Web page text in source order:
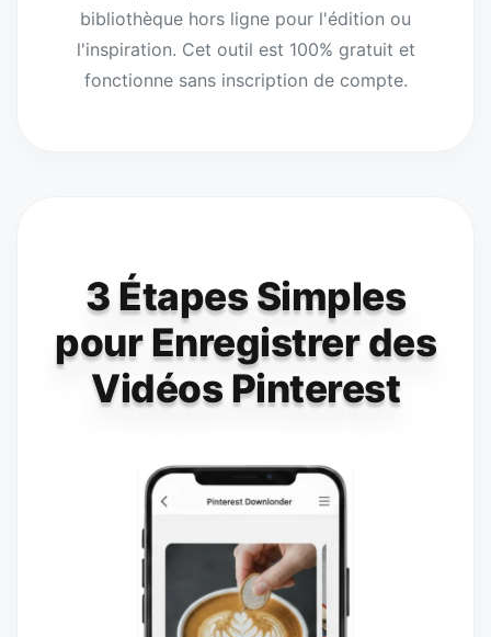
bibliothèque hors ligne pour l'édition ou
l'inspiration. Cet outil est 100% gratuit et
fonctionne sans inscription de compte.
3 Étapes Simples
pour Enregistrer des
Vidéos Pinterest